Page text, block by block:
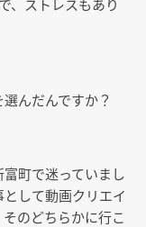
んだんですか？
町で迷っていまし
して動画クリエイ
のどちらかに行こ